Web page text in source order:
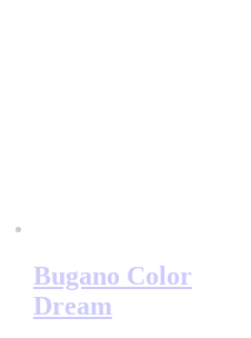
Bugano Color
Dream